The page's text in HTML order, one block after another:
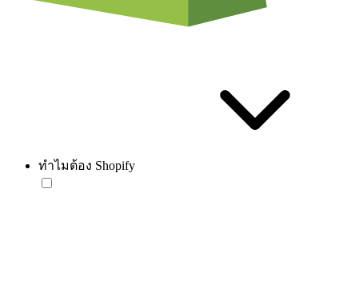
ทำไมต้อง Shopify